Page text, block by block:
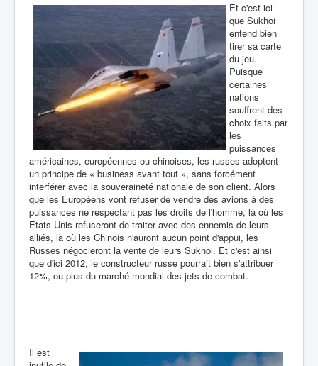
Et c'est ici
que Sukhoi
entend bien
tirer sa carte
du jeu.
Puisque
certaines
nations
souffrent des
choix faits par
les
puissances
américaines, européennes ou chinoises, les russes adoptent
un principe de « business avant tout », sans forcément
interférer avec la souveraineté nationale de son client. Alors
que les Européens vont refuser de vendre des avions à des
puissances ne respectant pas les droits de l'homme, là où les
Etats-Unis refuseront de traiter avec des ennemis de leurs
alliés, là où les Chinois n'auront aucun point d'appui, les
Russes négocieront la vente de leurs Sukhoi. Et c'est ainsi
que d'ici 2012, le constructeur russe pourrait bien s'attribuer
12%, ou plus du marché mondial des jets de combat.
Il est